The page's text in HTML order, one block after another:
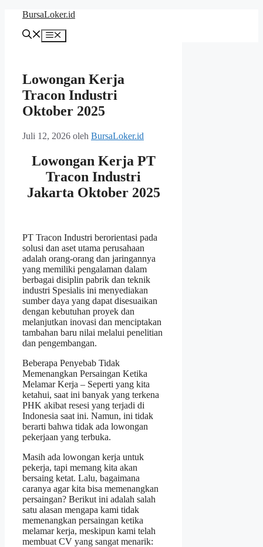
Langsung
BursaLoker.id
Menu
Lowongan Kerja
Tracon Industri
Oktober 2025
Juli 12, 2026 oleh BursaLoker.id
Lowongan Kerja PT
Tracon Industri
Jakarta Oktober 2025
PT Tracon Industri berorientasi pada
solusi dan aset utama perusahaan
adalah orang-orang dan jaringannya
yang memiliki pengalaman dalam
berbagai disiplin pabrik dan teknik
industri Spesialis ini menyediakan
sumber daya yang dapat disesuaikan
dengan kebutuhan proyek dan
melanjutkan inovasi dan menciptakan
tambahan baru nilai melalui penelitian
dan pengembangan.
Beberapa Penyebab Tidak
Memenangkan Persaingan Ketika
Melamar Kerja – Seperti yang kita
ketahui, saat ini banyak yang terkena
PHK akibat resesi yang terjadi di
Indonesia saat ini. Namun, ini tidak
berarti bahwa tidak ada lowongan
pekerjaan yang terbuka.
Masih ada lowongan kerja untuk
pekerja, tapi memang kita akan
bersaing ketat. Lalu, bagaimana
caranya agar kita bisa memenangkan
persaingan? Berikut ini adalah salah
satu alasan mengapa kami tidak
memenangkan persaingan ketika
melamar kerja, meskipun kami telah
membuat CV yang sangat menarik: